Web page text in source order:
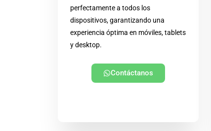
perfectamente a todos los
dispositivos, garantizando una
experiencia óptima en móviles, tablets
y desktop.
Contáctanos